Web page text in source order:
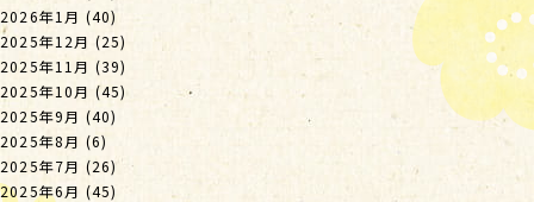
2026年1月 (40)
2025年12月 (25)
2025年11月 (39)
2025年10月 (45)
2025年9月 (40)
2025年8月 (6)
2025年7月 (26)
2025年6月 (45)